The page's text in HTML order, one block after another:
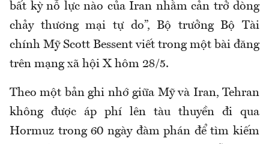
bất kỳ nỗ lực nào của Iran nhằm cản trở dòng
chảy thương mại tự do”, Bộ trưởng Bộ Tài
chính Mỹ Scott Bessent viết trong một bài đăng
trên mạng xã hội X hôm 28/5.
Theo một bản ghi nhớ giữa Mỹ và Iran, Tehran
không được áp phí lên tàu thuyền đi qua
Hormuz trong 60 ngày đàm phán để tìm kiếm